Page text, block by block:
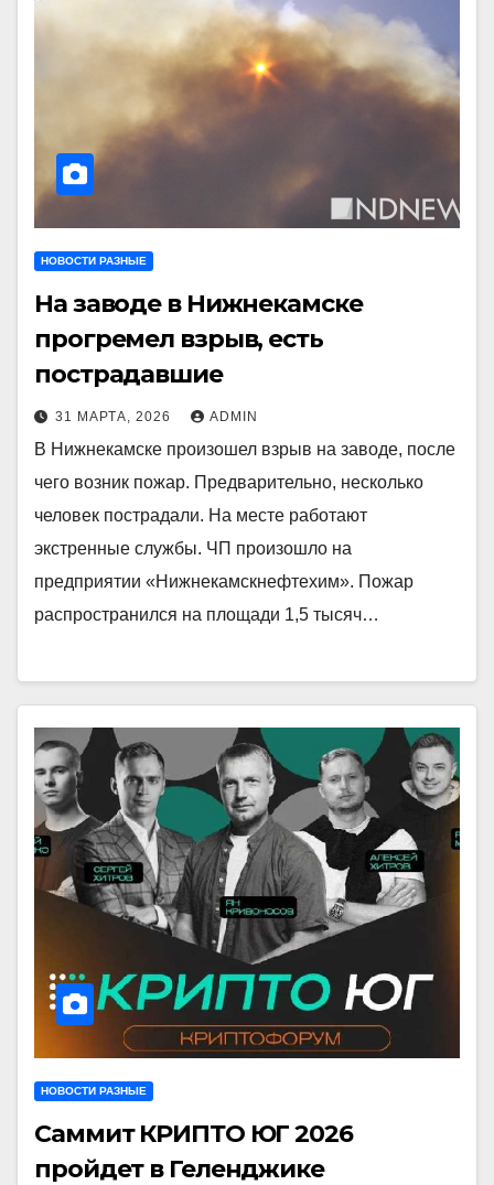
НОВОСТИ РАЗНЫЕ
На заводе в Нижнекамске
прогремел взрыв, есть
пострадавшие
31 МАРТА, 2026 ADMIN
В Нижнекамске произошел взрыв на заводе, после
чего возник пожар. Предварительно, несколько
человек пострадали. На месте работают
экстренные службы. ЧП произошло на
предприятии «Нижнекамскнефтехим». Пожар
распространился на площади 1,5 тысяч…
НОВОСТИ РАЗНЫЕ
Саммит КРИПТО ЮГ 2026
пройдет в Геленджике